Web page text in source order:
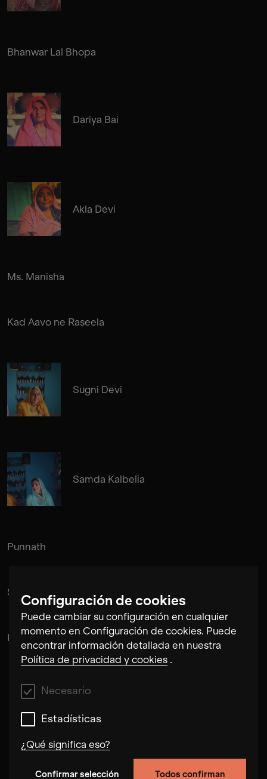
Configuración de cookies
Puede cambiar su configuración en cualquier
momento en Configuración de cookies. Puede
encontrar información detallada en nuestra
Política de privacidad y cookies .
Necesario
Estadísticas
¿Qué significa eso?
Confirmar selección Todos confirman
Bhanwar Lal Bhopa
Dariya Bai
Akla Devi
Ms. Manisha
Kad Aavo ne Raseela
Sugni Devi
Samda Kalbelia
Punnath
Suramnath
Kishan Hadi